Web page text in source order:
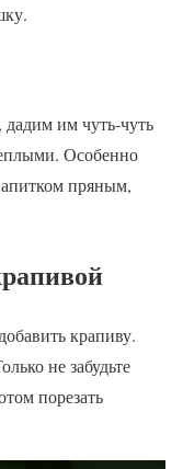
им чуть-чуть
Особенно
пряным,
крапиву.
не забудьте
порезать